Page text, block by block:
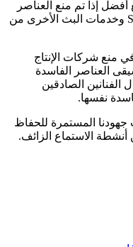
إذا تم منع العناصر
الفاسدة من تحميل المحتوى على Spotify وخدمات البث الأخرى من
منع شركات الإنتاج
العناصر الفاسدة
الفنانين الصادقين
نفسها.
جهودنا المستمرة للحفاظ
الاستماع الزائف.